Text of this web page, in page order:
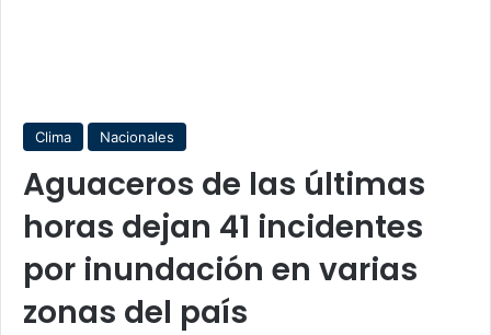
Clima Nacionales
Aguaceros de las últimas
horas dejan 41 incidentes
por inundación en varias
zonas del país